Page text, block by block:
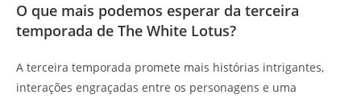
O que mais podemos esperar da terceira
temporada de The White Lotus?
A terceira temporada promete mais histórias intrigantes,
interações engraçadas entre os personagens e uma